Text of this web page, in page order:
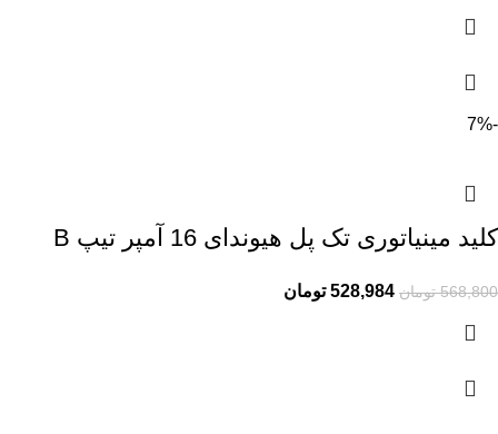
-7%
کلید مینیاتوری تک پل هیوندای 16 آمپر تیپ B
568,800 تومان 528,984 تومان